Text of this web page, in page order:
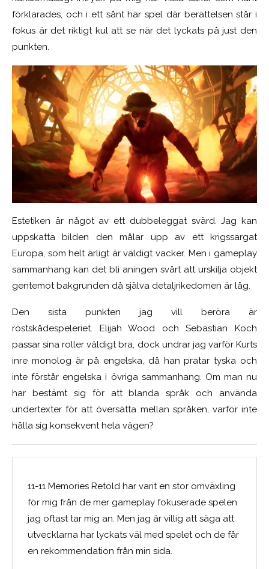
förklarades, och i ett sånt här spel där berättelsen står i
fokus är det riktigt kul att se när det lyckats på just den
punkten.
Estetiken är något av ett dubbeleggat svärd. Jag kan
uppskatta bilden den målar upp av ett krigssargat
Europa, som helt ärligt är väldigt vacker. Men i gameplay
sammanhang kan det bli aningen svårt att urskilja objekt
gentemot bakgrunden då själva detaljrikedomen är låg.
Den sista punkten jag vill beröra är
röstskådespeleriet. Elijah Wood och Sebastian Koch
passar sina roller väldigt bra, dock undrar jag varför Kurts
inre monolog är på engelska, då han pratar tyska och
inte förstår engelska i övriga sammanhang. Om man nu
har bestämt sig för att blanda språk och använda
undertexter för att översätta mellan språken, varför inte
hålla sig konsekvent hela vägen?
11-11 Memories Retold har varit en stor omväxling
för mig från de mer gameplay fokuserade spelen
jag oftast tar mig an. Men jag är villig att säga att
utvecklarna har lyckats väl med spelet och de får
en rekommendation från min sida.